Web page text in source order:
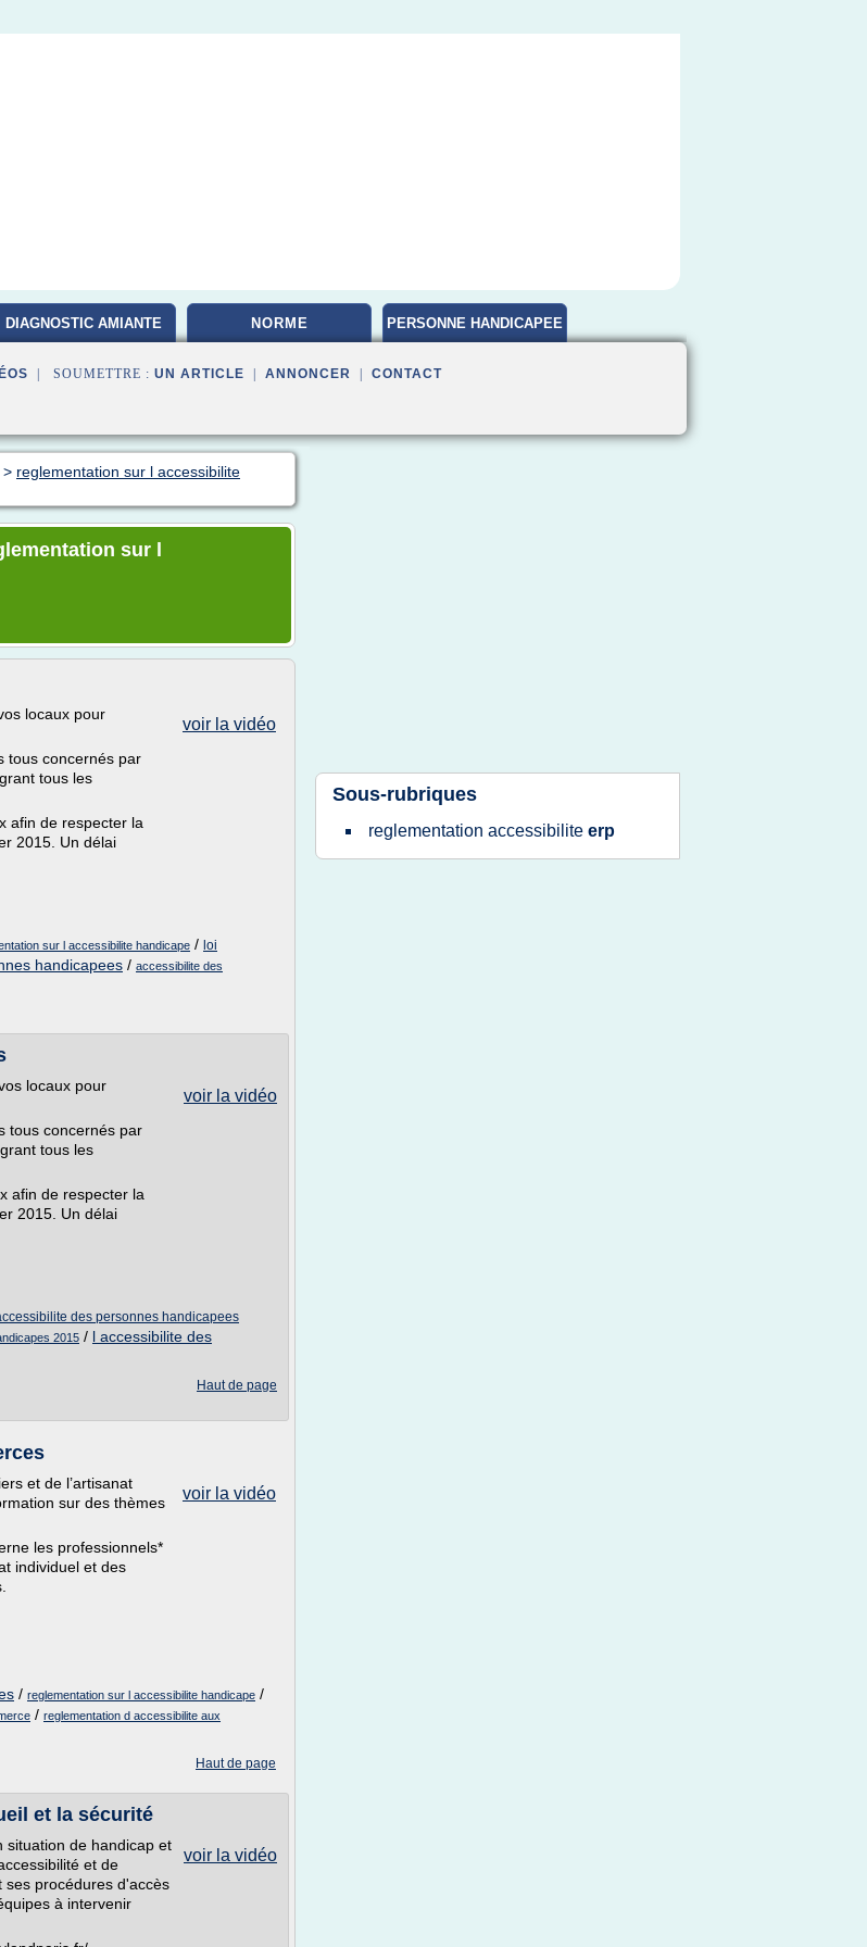
DIAGNOSTIC AMIANTE NORME PERSONNE HANDICAPEE
| SOUMETTRE : UN ARTICLE ANNONCER CONTACT
> reglementation sur l accessibilite
sur l
voir la vidéo
locaux pour
tous concernés par
tous les
afin de respecter la
2015. Un délai
sur l accessibilite handicape / loi
handicapees / accessibilite des
voir la vidéo
locaux pour
tous concernés par
tous les
afin de respecter la
2015. Un délai
des personnes handicapees
2015 / l accessibilite des
Haut de page
voir la vidéo
et de l’artisanat
sur des thèmes
les professionnels*
individuel et des
/ reglementation sur l accessibilite handicape /
/ reglementation d accessibilite aux
Haut de page
et la sécurité
voir la vidéo
situation de handicap et
et de
ses procédures d'accès
à intervenir
Sous-rubriques
reglementation accessibilite erp